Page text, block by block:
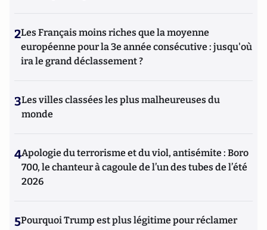
2Les Français moins riches que la moyenne
européenne pour la 3e année consécutive : jusqu'où
ira le grand déclassement ?
3Les villes classées les plus malheureuses du
monde
4Apologie du terrorisme et du viol, antisémite : Boro
700, le chanteur à cagoule de l’un des tubes de l’été
2026
5Pourquoi Trump est plus légitime pour réclamer